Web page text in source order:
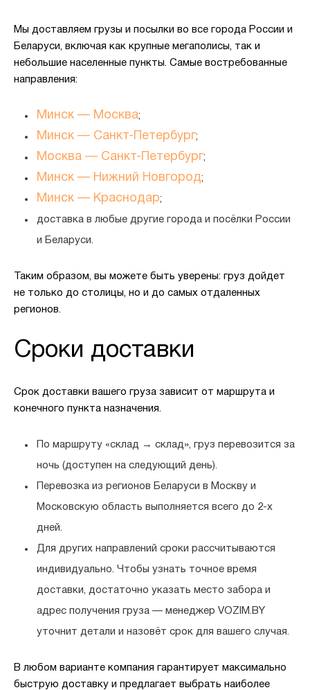
Мы доставляем грузы и посылки во все города России и
Беларуси, включая как крупные мегаполисы, так и
небольшие населенные пункты. Самые востребованные
направления:
Минск — Москва;
Минск — Санкт-Петербург;
Москва — Санкт-Петербург;
Минск — Нижний Новгород;
Минск — Краснодар;
доставка в любые другие города и посёлки России
и Беларуси.
Таким образом, вы можете быть уверены: груз дойдет
не только до столицы, но и до самых отдаленных
регионов.
Сроки доставки
Срок доставки вашего груза зависит от маршрута и
конечного пункта назначения.
По маршруту «склад → склад», груз перевозится за
ночь (доступен на следующий день).
Перевозка из регионов Беларуси в Москву и
Московскую область выполняется всего до 2-х
дней.
Для других направлений сроки рассчитываются
индивидуально. Чтобы узнать точное время
доставки, достаточно указать место забора и
адрес получения груза — менеджер VOZIM.BY
уточнит детали и назовёт срок для вашего случая.
В любом варианте компания гарантирует максимально
быструю доставку и предлагает выбрать наиболее